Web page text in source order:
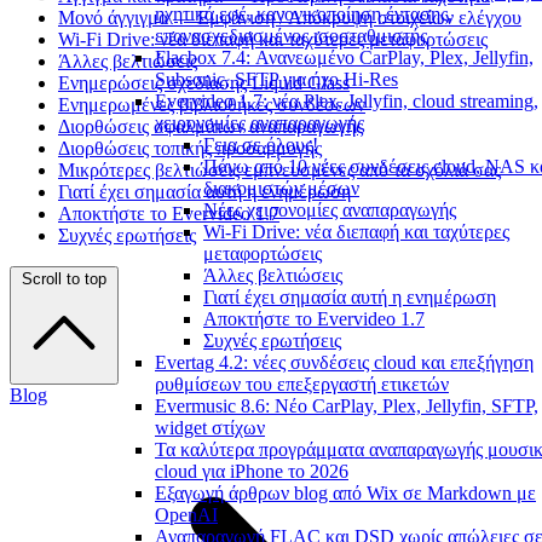
ηχητικά εφέ, κανονικοποίηση έντασης,
επανασχεδιασμένος ισοσταθμιστής
Flacbox 7.4: Ανανεωμένο CarPlay, Plex, Jellyfin,
Subsonic, SFTP για ήχο Hi-Res
Evervideo 1.7: νέα Plex, Jellyfin, cloud streaming,
χειρονομίες αναπαραγωγής
Γεια σε όλους!
Πάνω από 10 νέες συνδέσεις cloud, NAS
διακομιστών μέσων
Νέες χειρονομίες αναπαραγωγής
Wi-Fi Drive: νέα διεπαφή και ταχύτερες
μεταφορτώσεις
Άλλες βελτιώσεις
Γιατί έχει σημασία αυτή η ενημέρωση
Αποκτήστε το Evervideo 1.7
Συχνές ερωτήσεις
Evertag 4.2: νέες συνδέσεις cloud και επεξήγηση
ρυθμίσεων του επεξεργαστή ετικετών
Evermusic 8.6: Νέο CarPlay, Plex, Jellyfin, SFTP,
widget στίχων
Τα καλύτερα προγράμματα αναπαραγωγής
cloud για iPhone το 2026
Εξαγωγή άρθρων blog από Wix σε Markdown με
OpenAI
Αναπαραγωγή FLAC και DSD χωρίς απώλειες σε
Μονό άγγιγμα — Εμφάνιση / Απόκρυψη στοιχείων ελέγχου
Wi-Fi Drive: νέα διεπαφή και ταχύτερες μεταφορτώσεις
Άλλες βελτιώσεις
Ενημερώσεις σχεδίασης Liquid Glass
Ενημερωμένες βιβλιοθήκες συνδέσεων
Διορθώσεις σφαλμάτων αναπαραγωγής
Διορθώσεις τοπικής προσαρμογής
Μικρότερες βελτιώσεις εμπνευσμένες από τα σχόλιά σας
Γιατί έχει σημασία αυτή η ενημέρωση
Αποκτήστε το Evervideo 1.7
Συχνές ερωτήσεις
Scroll to top
Blog